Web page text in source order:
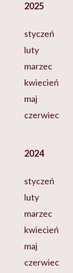
2025
styczeń
luty
marzec
kwiecień
maj
czerwiec
2024
styczeń
luty
marzec
kwiecień
maj
czerwiec